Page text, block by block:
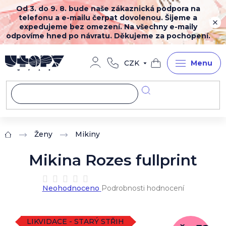
Přejít
na
obsah
Od 3. do 9. 8. bude naše zákaznická podpora na
telefonu a e-mailu čerpat dovolenou. Šijeme a
expedujeme bez omezení. Na všechny e-maily
odpovíme hned po návratu. Děkujeme za pochopení.
CZK
Nákupní
košík
Domů Ženy Mikiny
Mikina Rozes fullprint
Průměrné
hodnocení
0,0
Neohodnoceno Podrobnosti hodnocení
LIKVIDACE - STARÝ STŘIH